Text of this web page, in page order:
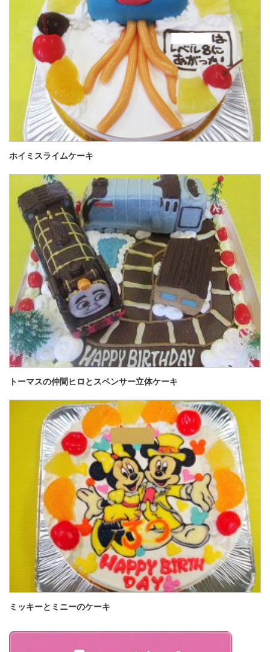
ホイミスライムケーキ
トーマスの仲間ヒロとスペンサー立体ケーキ
ミッキーとミニーのケーキ